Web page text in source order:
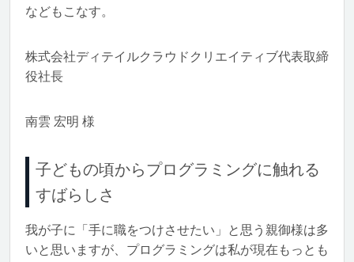
などもこなす。
株式会社ディテイルクラウドクリエイティブ代表取締
役社長
南雲 宏明 様
子どもの頃からプログラミングに触れる
すばらしさ
我が子に「手に職をつけさせたい」と思う親御様は多
いと思いますが、プログラミングは私が現在もっとも